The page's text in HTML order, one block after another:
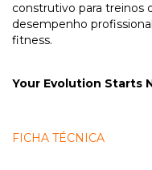
construtivo para treinos
desempenho
fitness.
Your Evolution Starts
FICHA TÉCNICA